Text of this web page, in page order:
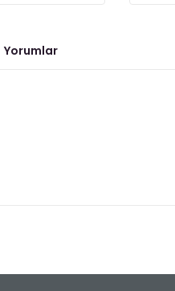
Yorumlar
Yorum Yaz